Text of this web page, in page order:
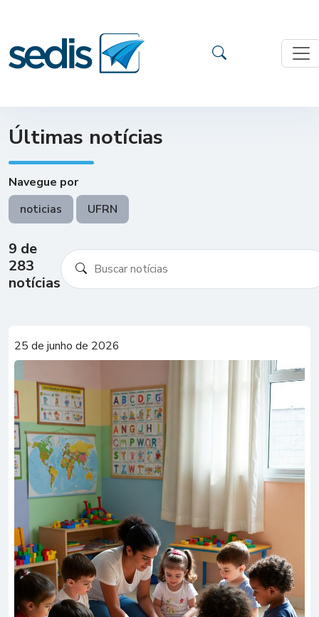
Últimas notícias
Navegue por
noticias
UFRN
9 de
283
notícias
25 de junho de 2026